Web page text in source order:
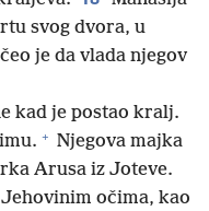
svog dvora, u
je da vlada njegov
kad je postao kralj.
+ Njegova majka
Arusa iz Joteve.
očima, kao